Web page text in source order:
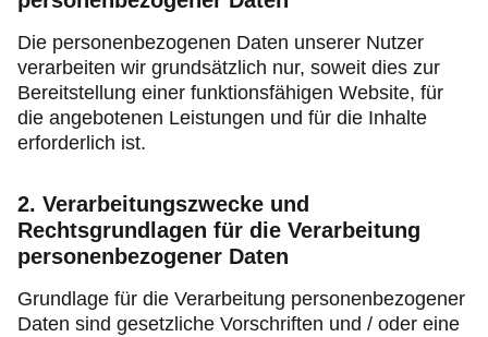
Die personenbezogenen Daten unserer Nutzer
verarbeiten wir grundsätzlich nur, soweit dies zur
Bereitstellung einer funktionsfähigen Website, für
die angebotenen Leistungen und für die Inhalte
erforderlich ist.
2. Verarbeitungszwecke und
Rechtsgrundlagen für die Verarbeitung
personenbezogener Daten
Grundlage für die Verarbeitung personenbezogener
Daten sind gesetzliche Vorschriften und / oder eine